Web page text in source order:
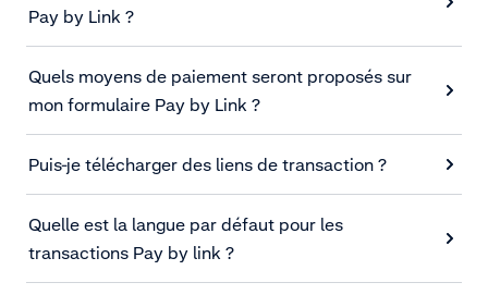
Pay by Link ?
Quels moyens de paiement seront proposés sur
mon formulaire Pay by Link ?
Puis-je télécharger des liens de transaction ?
Quelle est la langue par défaut pour les
transactions Pay by link ?